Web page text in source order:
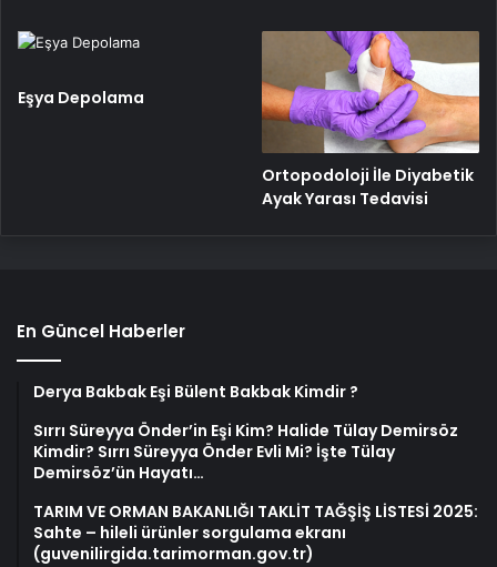
Eşya Depolama
Ortopodoloji İle Diyabetik
Ayak Yarası Tedavisi
En Güncel Haberler
Derya Bakbak Eşi Bülent Bakbak Kimdir ?
Sırrı Süreyya Önder’in Eşi Kim? Halide Tülay Demirsöz
Kimdir? Sırrı Süreyya Önder Evli Mi? İşte Tülay
Demirsöz’ün Hayatı…
TARIM VE ORMAN BAKANLIĞI TAKLİT TAĞŞİŞ LİSTESİ 2025:
Sahte – hileli ürünler sorgulama ekranı
(guvenilirgida.tarimorman.gov.tr)